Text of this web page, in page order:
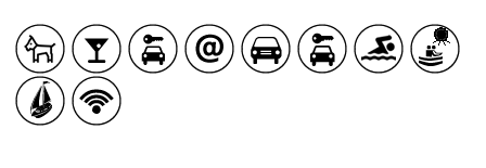
SAVEURS LOCALES